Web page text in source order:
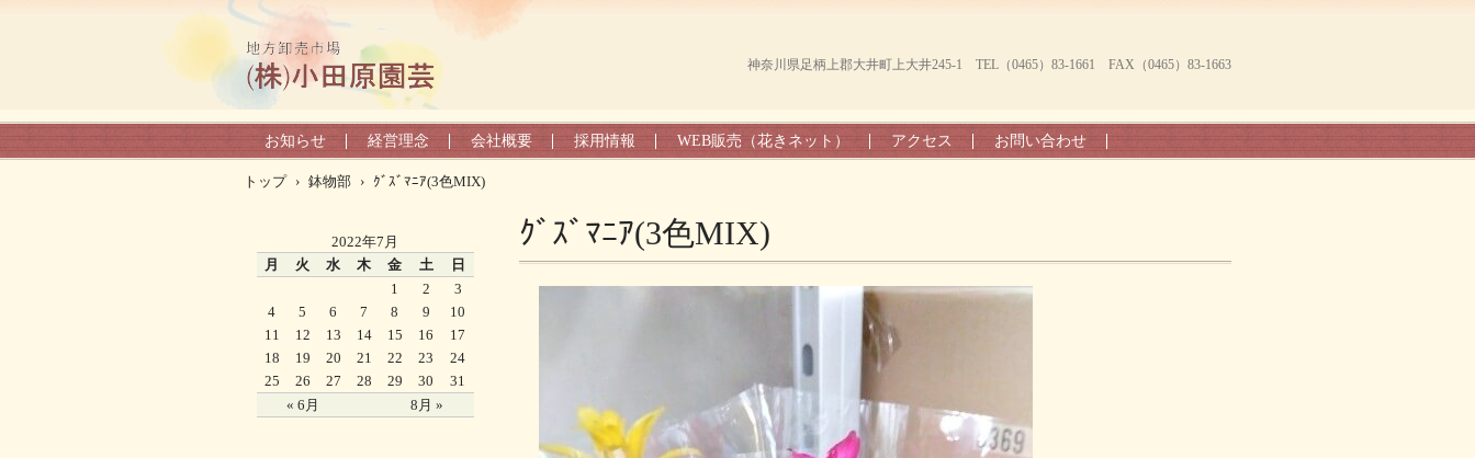
神奈川県足柄上郡大井町上大井245-1 TEL（0465）83-1661 FAX（0465）83-1663
お知らせ 経営理念 会社概要 採用情報 WEB販売（花きネット） アクセス お問い合わせ
トップ › 鉢物部 › ｸﾞｽﾞﾏﾆｱ(3色MIX)
ｸﾞｽﾞﾏﾆｱ(3色MIX)
2022年7月
月
火 水 木 金 土 日
« 6月 8月 »
1 2
3
4
5 6 7 8 9
10
11
12 13 14 15 16
17
18
19 20 21 22 23
24
25
26 27 28 29 30 31